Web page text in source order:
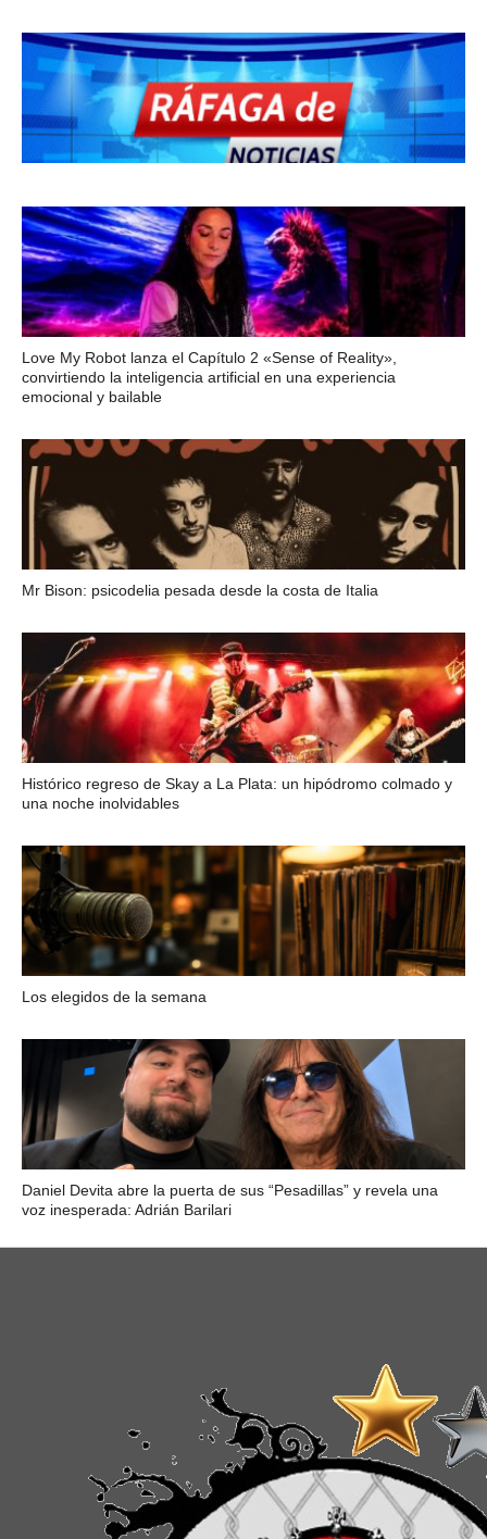
Love My Robot lanza el Capítulo 2 «Sense of Reality»,
convirtiendo la inteligencia artificial en una experiencia
emocional y bailable
Mr Bison: psicodelia pesada desde la costa de Italia
Histórico regreso de Skay a La Plata: un hipódromo colmado y
una noche inolvidables
Los elegidos de la semana
Daniel Devita abre la puerta de sus “Pesadillas” y revela una
voz inesperada: Adrián Barilari